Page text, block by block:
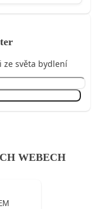
ze světa bydlení
WEBECH